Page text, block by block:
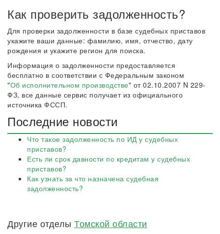
Как проверить задолженность?
Для проверки задолженности в базе судебных приставов
укажите ваши данные: фамилию, имя, отчество, дату
рождения и укажите регион для поиска.
Информация о задолженности предоставляется
бесплатно в соответствии с Федеральным законом
"Об исполнительном производстве" от 02.10.2007 N 229-
ФЗ, все данные сервис получает из официального
источника ФССП.
Последние новости
Что такое задолженность по ИД у судебных
приставов?
Есть ли срок давности по кредитам у судебных
приставов?
Как узнать за что назначена судебная
задолженность?
Другие отделы Томской области